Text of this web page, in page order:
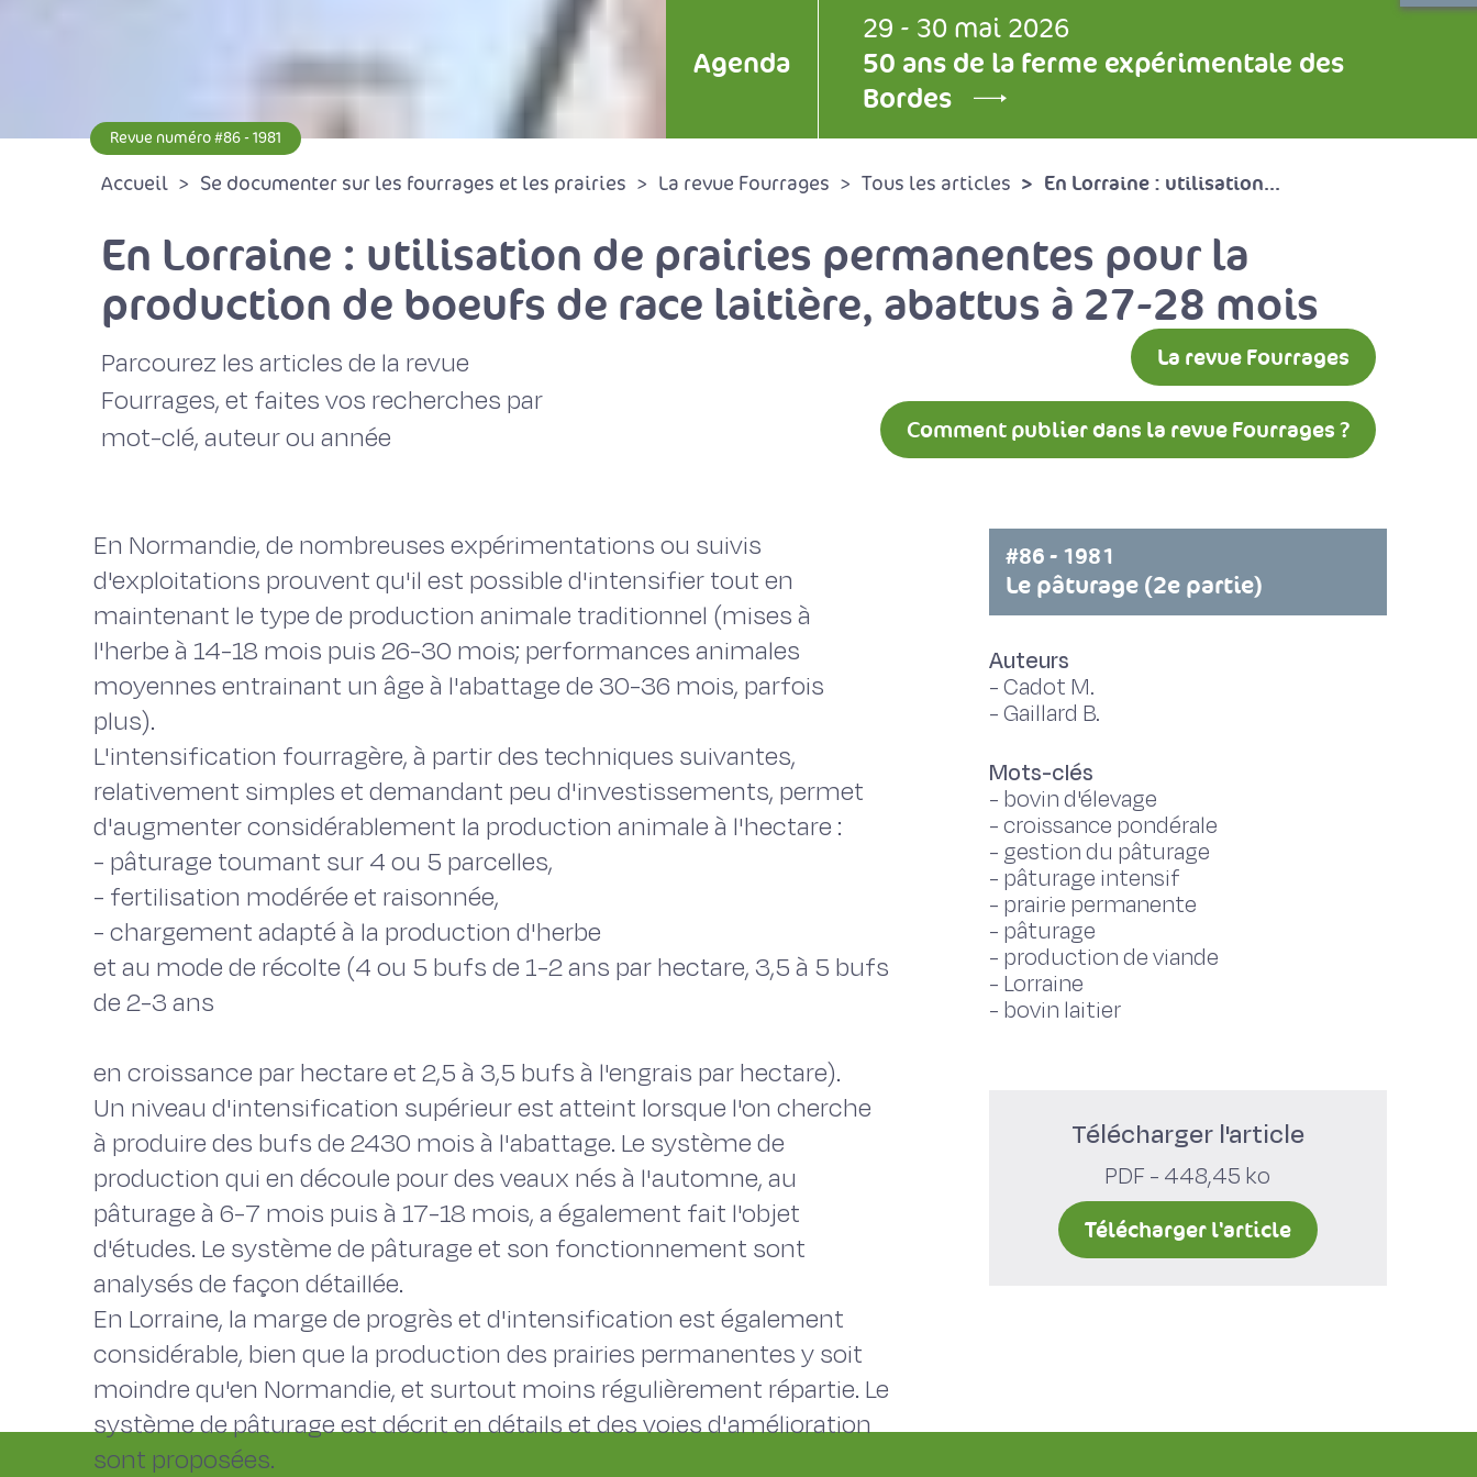
Agenda
29 - 30 mai 2026
50 ans de la ferme expérimentale des
Bordes
Revue numéro #86 - 1981
Accueil Se documenter sur les fourrages et les prairies La revue Fourrages Tous les articles En Lorraine : utilisation...
En Lorraine : utilisation de prairies permanentes pour la
production de boeufs de race laitière, abattus à 27-28 mois
Parcourez les articles de la revue
Fourrages, et faites vos recherches par
mot-clé, auteur ou année
La revue Fourrages
Comment publier dans la revue Fourrages ?
En Normandie, de nombreuses expérimentations ou suivis
d'exploitations prouvent qu'il est possible d'intensifier tout en
maintenant le type de production animale traditionnel (mises à
l'herbe à 14-18 mois puis 26-30 mois; performances animales
moyennes entrainant un âge à l'abattage de 30-36 mois, parfois
plus).
L'intensification fourragère, à partir des techniques suivantes,
relativement simples et demandant peu d'investissements, permet
d'augmenter considérablement la production animale à l'hectare :
- pâturage toumant sur 4 ou 5 parcelles,
- fertilisation modérée et raisonnée,
- chargement adapté à la production d'herbe
et au mode de récolte (4 ou 5 bufs de 1-2 ans par hectare, 3,5 à 5 bufs
de 2-3 ans
en croissance par hectare et 2,5 à 3,5 bufs à l'engrais par hectare).
Un niveau d'intensification supérieur est atteint lorsque l'on cherche
à produire des bufs de 2430 mois à l'abattage. Le système de
production qui en découle pour des veaux nés à l'automne, au
pâturage à 6-7 mois puis à 17-18 mois, a également fait l'objet
d'études. Le système de pâturage et son fonctionnement sont
analysés de façon détaillée.
En Lorraine, la marge de progrès et d'intensification est également
considérable, bien que la production des prairies permanentes y soit
moindre qu'en Normandie, et surtout moins régulièrement répartie. Le
système de pâturage est décrit en détails et des voies d'amélioration
sont proposées.
#86 - 1981
Le pâturage (2e partie)
Auteurs
-Cadot M.
-Gaillard B.
Mots-clés
- bovin d'élevage
-croissance pondérale
- gestion du pâturage
- pâturage intensif
- prairie permanente
- pâturage
- production de viande
- Lorraine
- bovin laitier
Télécharger l'article
PDF - 448,45 ko
Télécharger l'article